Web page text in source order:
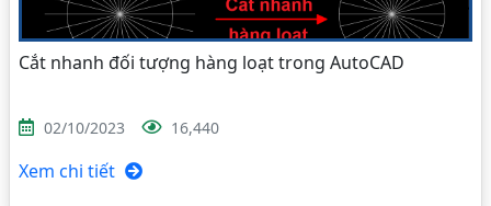
Cắt nhanh đối tượng hàng loạt trong AutoCAD
02/10/2023 16,440
Xem chi tiết